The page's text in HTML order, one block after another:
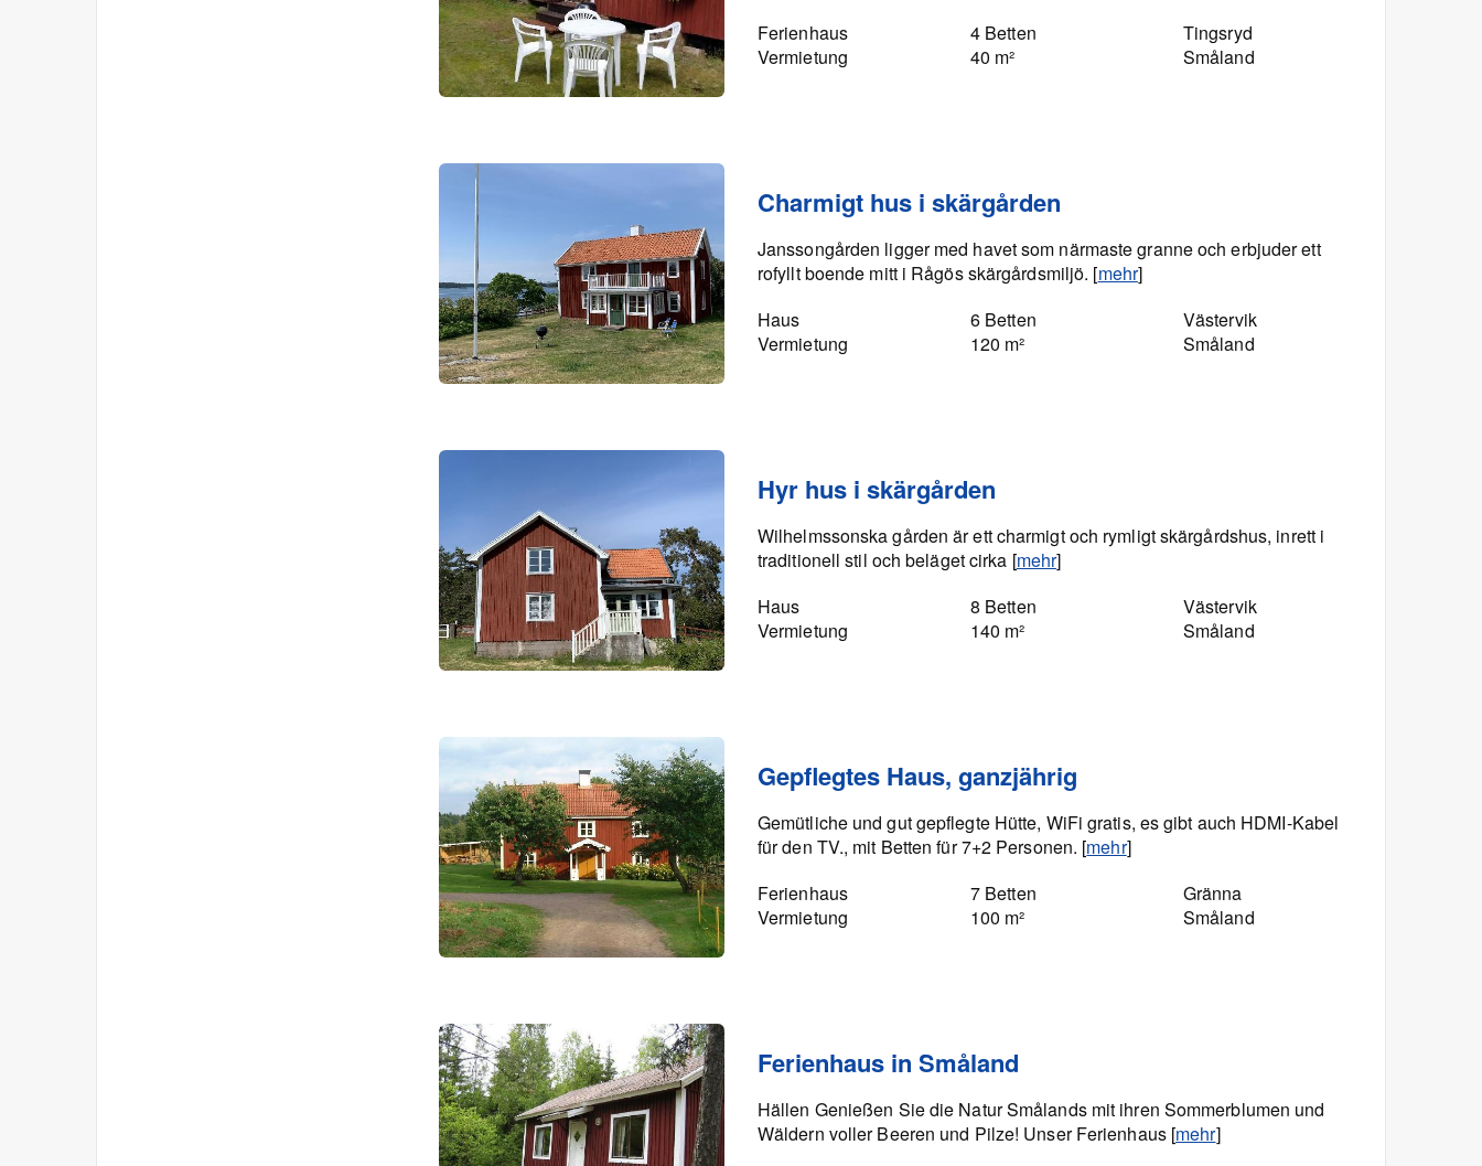
Ferienhaus
Vermietung
4 Betten
40 m²
Tingsryd
Småland
Charmigt hus i skärgården
Janssongården ligger med havet som närmaste granne och erbjuder ett
rofyllt boende mitt i Rågös skärgårdsmiljö. [mehr]
Haus
Vermietung
6 Betten
120 m²
Västervik
Småland
Hyr hus i skärgården
Wilhelmssonska gården är ett charmigt och rymligt skärgårdshus, inrett i
traditionell stil och beläget cirka [mehr]
Haus
Vermietung
8 Betten
140 m²
Västervik
Småland
Gepflegtes Haus, ganzjährig
Gemütliche und gut gepflegte Hütte, WiFi gratis, es gibt auch HDMI-Kabel
für den TV., mit Betten für 7+2 Personen. [mehr]
Ferienhaus
Vermietung
7 Betten
100 m²
Gränna
Småland
Ferienhaus in Småland
Hällen Genießen Sie die Natur Smålands mit ihren Sommerblumen und
Wäldern voller Beeren und Pilze! Unser Ferienhaus [mehr]